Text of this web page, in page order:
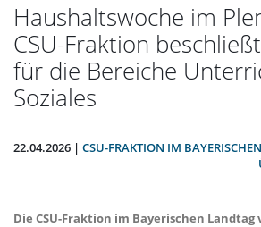
Haushaltswoche im
CSU-Fraktion
für die Bereiche
Soziales
22.04.2026 | CSU-FRAKTION IM
Die CSU-Fraktion im Bayerischen